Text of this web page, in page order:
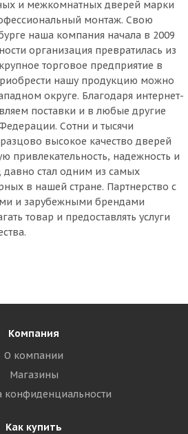
и межкомнатных дверей марки
монтаж. Свою
наша компания начала в 2009
организация превратилась из
торговое предприятие в
нашу продукцию можно
округе. Благодаря интернет-
поставки и в любые другие
Сотни и тысячи
высокое качество дверей
привлекательность, надежность и
давно стал одним из самых
в нашей стране. Партнерство с
и зарубежными брендами
товар и предоставлять услуги
Компания
О компании
Магазины
конфиденциальности
Как купить